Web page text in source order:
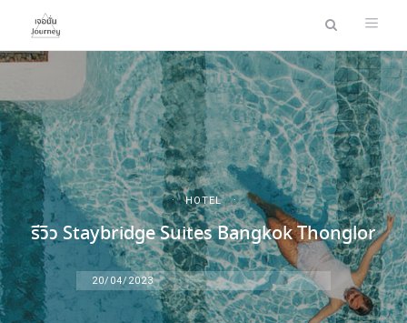
HOTEL
รีวิว Staybridge Suites Bangkok Thonglor
20/04/2023